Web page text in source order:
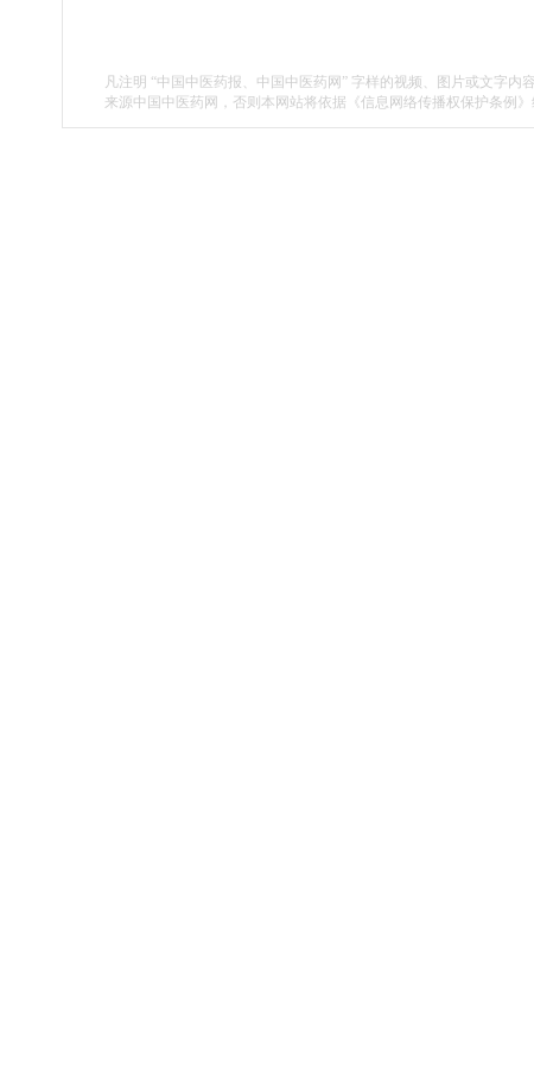
凡注明 “中国中医药报、中国中医药网” 字样的视频、图片或文字
来源中国中医药网，否则本网站将依据《信息网络传播权保护条例》